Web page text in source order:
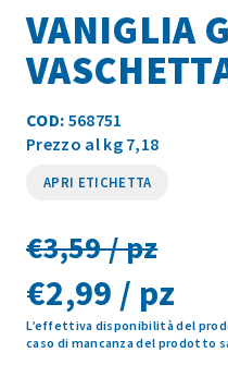
VANIGLIA
COD: 568751
Prezzo al kg 7,18
APRI ETICHETTA
€3,59 / pz
il
prezzo
€2,99 / pz
il
L’effettiva disponibilità del
caso di mancanza del prodotto